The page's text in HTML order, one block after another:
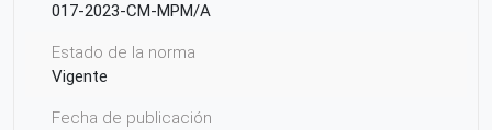
017-2023-CM-MPM/A
Estado de la norma
Vigente
Fecha de publicación